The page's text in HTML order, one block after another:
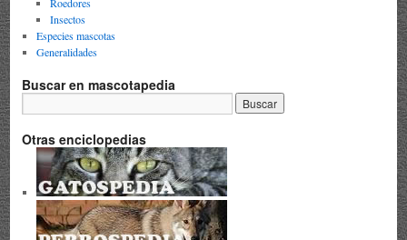
Roedores
Insectos
Especies mascotas
Generalidades
Buscar en mascotapedia
Otras enciclopedias